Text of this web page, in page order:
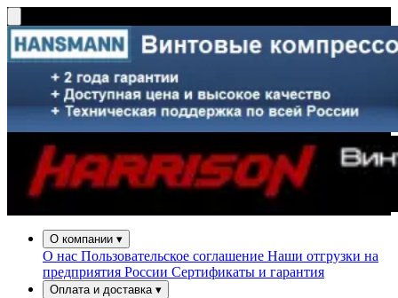
О компании ▾
О нас Пользовательское соглашение Наши отгрузки на
предприятия России Сертификаты и гарантия
Оплата и доставка ▾